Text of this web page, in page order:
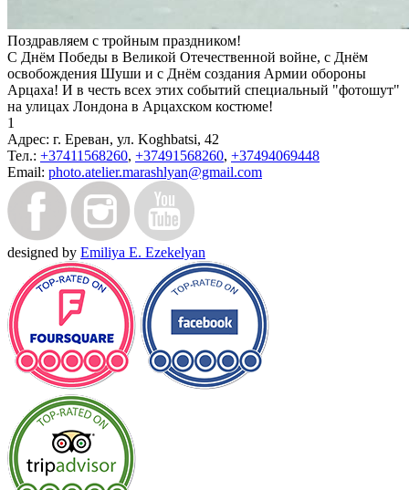
Поздравляем с тройным праздником!
С Днём Победы в Великой Отечественной войне, с Днём
освобождения Шуши и с Днём создания Армии обороны
Арцаха! И в честь всех этих событий специальный "фотошут"
на улицах Лондона в Арцахском костюме!
1
Адрес: г. Ереван, ул. Koghbatsi, 42
Тел.: +37411568260, +37491568260, +37494069448
Email: photo.atelier.marashlyan@gmail.com
designed by Emiliya E. Ezekelyan